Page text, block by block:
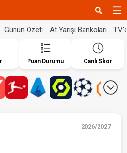
Günün Özeti At Yarışı Bankoları
Puan Durumu Canlı Skor
2026/2027